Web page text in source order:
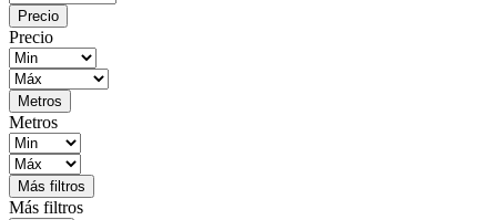
Precio
Precio
Metros
Metros
Más filtros
Más filtros